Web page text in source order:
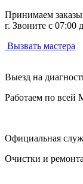
Принимаем заказы
г. Звоните с 07:00
Вызвать мастера
Выезд на
Работаем по
Официальная
Очистки и